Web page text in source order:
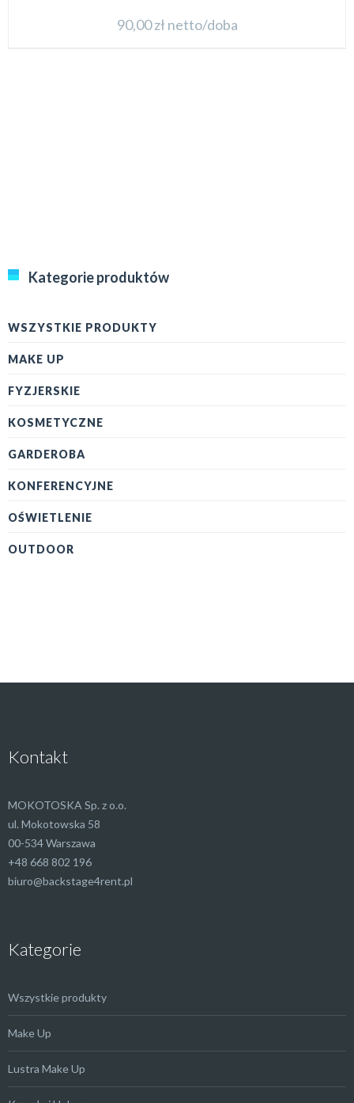
90,00zł netto/doba
Kategorie produktów
WSZYSTKIE PRODUKTY
MAKE UP
FYZJERSKIE
KOSMETYCZNE
GARDEROBA
KONFERENCYJNE
OŚWIETLENIE
OUTDOOR
Kontakt
MOKOTOSKA Sp. z o.o.
ul. Mokotowska 58
00-534 Warszawa
+48 668 802 196
biuro@backstage4rent.pl
Kategorie
Wszystkie produkty
Make Up
Lustra Make Up